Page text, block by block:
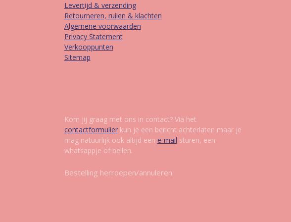
Levertijd & verzending
Retourneren, ruilen & klachten
Algemene voorwaarden
Privacy Statement
Verkooppunten
Sitemap
Kom jij graag met ons in contact? Via het
contactformulierkun je een bericht achterlaten maar je
mag natuurlijk ook altijd een e-mail sturen, een
whatsappje of bellen.
Bestelling herroepen/annuleren